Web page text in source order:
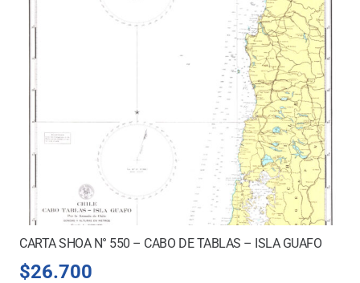
CARTA SHOA N° 550 – CABO DE TABLAS – ISLA GUAFO
$26.700